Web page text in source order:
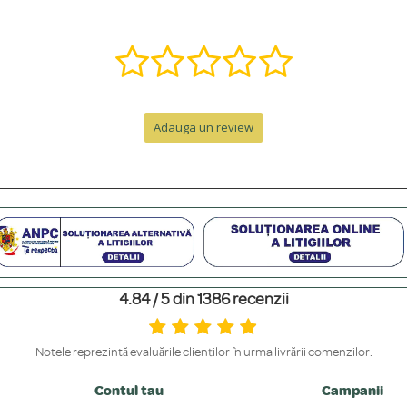
la care se adaugă timpul de livrare.
Pentru un cadou memorabil, poți adăuga o cutie premium cu
să le ferești de contactul direct cu parfumuri sau creme, să le scoți înainte
placate. Bijuteriile din aur masiv și argint placat cu platină au o
Adauga un review
4.84 / 5 din 1386 recenzii
Notele reprezintă evaluările clienților în urma livrării comenzilor.
Contul tau Campanii